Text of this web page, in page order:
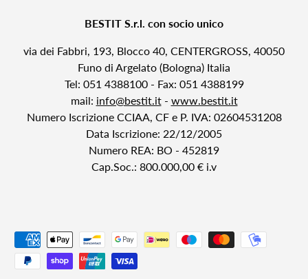
BESTIT S.r.l. con socio unico
via dei Fabbri, 193, Blocco 40, CENTERGROSS, 40050
Funo di Argelato (Bologna) Italia
Tel: 051 4388100 - Fax: 051 4388199
mail: info@bestit.it- www.bestit.it
Numero Iscrizione CCIAA, CF e P. IVA: 02604531208
Data Iscrizione: 22/12/2005
Numero REA: BO - 452819
Cap.Soc.: 800.000,00 € i.v
Payment methods accepted